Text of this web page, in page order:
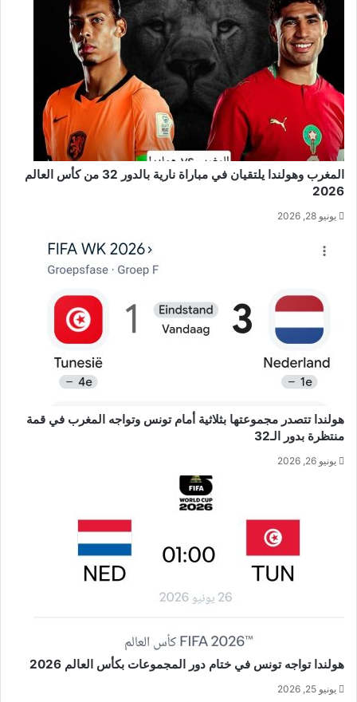
المغرب وهولندا يلتقيان في مباراة نارية بالدور 32 من كأس العالم
2026
يونيو 28, 2026
هولندا تتصدر مجموعتها بثلاثية أمام تونس وتواجه المغرب في قمة
منتظرة بدور الـ32
يونيو 26, 2026
هولندا تواجه تونس في ختام دور المجموعات بكأس العالم 2026
يونيو 25, 2026